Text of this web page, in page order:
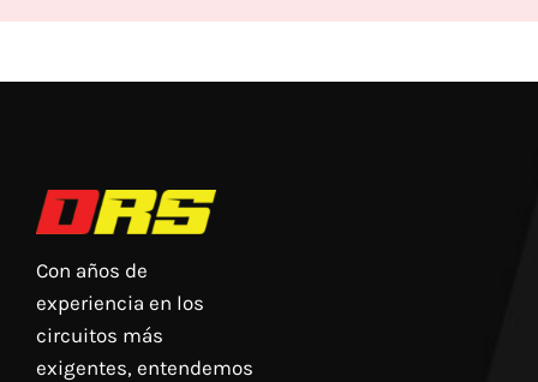
Con años de
experiencia en los
circuitos más
exigentes, entendemos